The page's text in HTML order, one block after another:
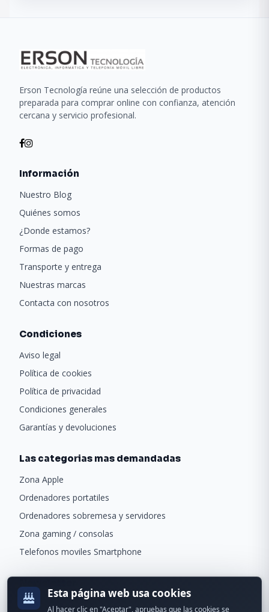
Erson Tecnología reúne una selección de productos
preparada para comprar online con confianza, atención
cercana y servicio profesional.
Información
Nuestro Blog
Quiénes somos
¿Donde estamos?
Formas de pago
Transporte y entrega
Nuestras marcas
Contacta con nosotros
Condiciones
Aviso legal
Política de cookies
Política de privacidad
Condiciones generales
Garantías y devoluciones
Las categorias mas demandadas
Zona Apple
Ordenadores portatiles
Ordenadores sobremesa y servidores
Zona gaming / consolas
Telefonos moviles Smartphone
Recibe ofertas exclusivas y novedades.
Esta página web usa cookies
Al hacer clic en "Aceptar", apruebas que las cookies se